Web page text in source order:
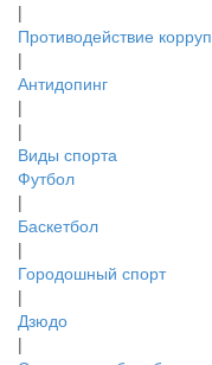
|
Противодействие
|
Антидопинг
|
|
Виды спорта
Футбол
|
Баскетбол
|
Городошный спорт
|
Дзюдо
|